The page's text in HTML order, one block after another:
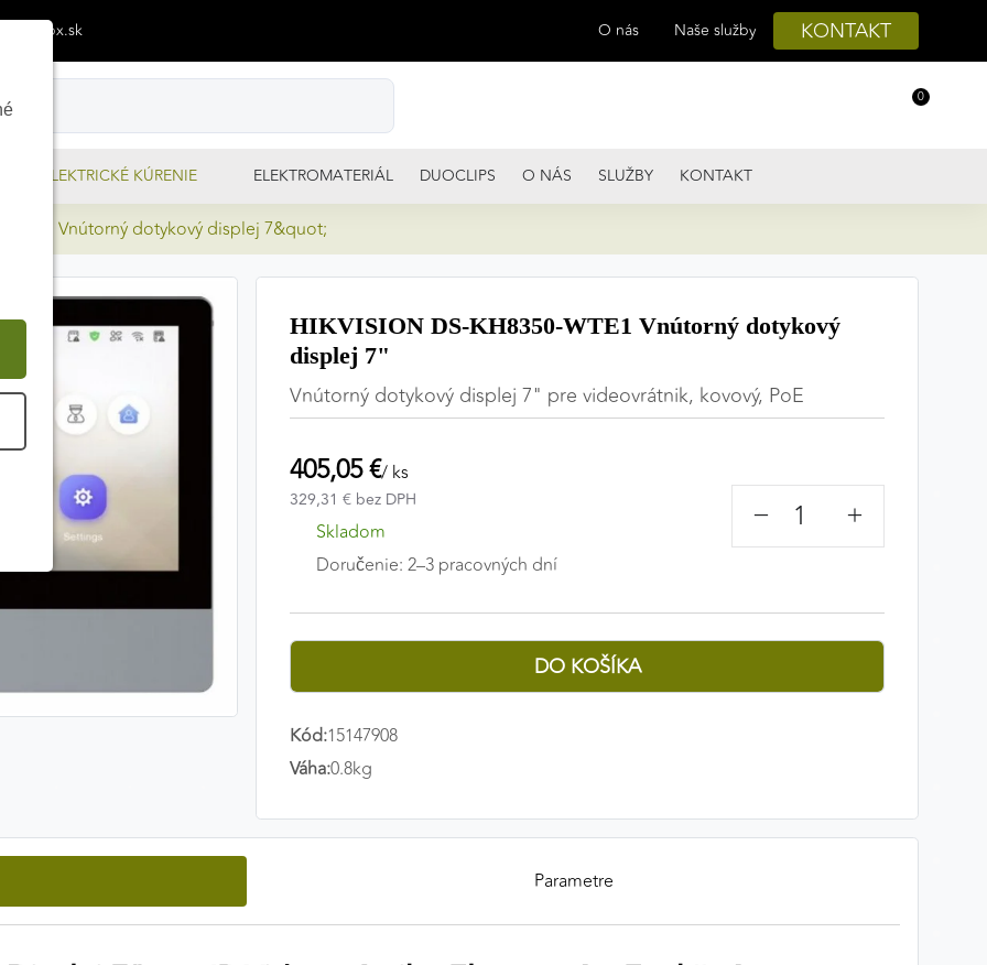
O nás Naše služby KONTAKT
0
ELEKTRICKÉ KÚRENIE ELEKTROMATERIÁL DUOCLIPS O NÁS SLUŽBY KONTAKT
WTE1 Vnútorný dotykový displej 7&quot;
HIKVISION DS-KH8350-WTE1 Vnútorný dotykový
displej 7"
Vnútorný dotykový displej 7" pre videovrátnik, kovový, PoE
405,05 €/ ks
329,31 € bez DPH
Skladom
Doručenie: 2–3 pracovných dní
− +
Kód:15147908
Váha:0.8kg
Parametre